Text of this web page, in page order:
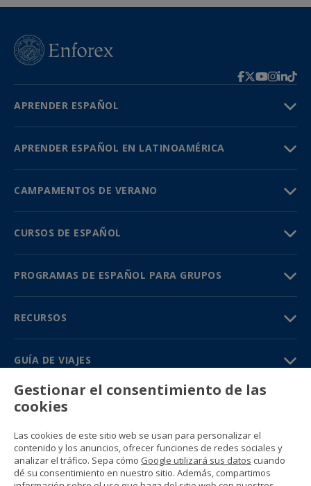
APRENDER ESPAÑOL
APRENDER ESPAÑOL EN LATINOAMÉRICA
CAMPAMENTOS DE VERANO
CURSOS DE ESPAÑOL
PROGRAMAS DE ESPAÑOL PARA GRUPOS
RECURSOS
GUÍA DE VIAJES
PARTNERS
Contacto
Precios y catálogos
(+34) 91 594 37 76
Gustavo Fernández Balbuena, 11
28002 Madrid, Spain
Gestionar el consentimiento de las
cookies
Las cookies de este sitio web se usan para personalizar el
contenido y los anuncios, ofrecer funciones de redes sociales y
analizar el tráfico. Sepa cómo Google utilizará sus datos cuando
dé su consentimiento en nuestro sitio. Además, compartimos